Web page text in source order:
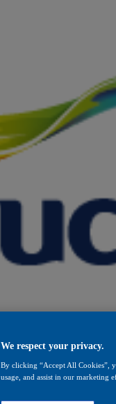
We respect your privacy.
By clicking “Accept All Cookies”,
usage, and assist in our marketing